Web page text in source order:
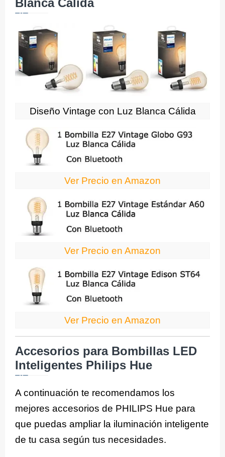
Blanca Cálida
Diseño Vintage con Luz Blanca Cálida
Ver Precio en Amazon
Ver Precio en Amazon
Ver Precio en Amazon
Accesorios para Bombillas LED
Inteligentes Philips Hue
A continuación te recomendamos los
mejores accesorios de PHILIPS Hue para
que puedas ampliar la iluminación inteligente
de tu casa según tus necesidades.